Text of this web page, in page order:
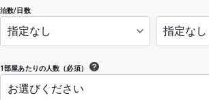
泊数/日数
1部屋あたりの人数（必須）